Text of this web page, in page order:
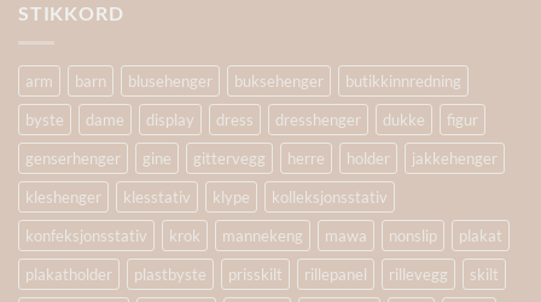
STIKKORD
arm barn blusehenger buksehenger
butikkinnredning
byste
dame display dress dresshenger dukke
figur
genserhenger
gine gittervegg herre holder
jakkehenger
kleshenger
klesstativ klype
kolleksjonsstativ
konfeksjonsstativ
krok mannekeng mawa nonslip
plakat
plakatholder
plastbyste prisskilt rillepanel rillevegg
skilt